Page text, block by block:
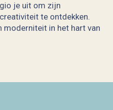
je uit om zijn
te ontdekken.
moderniteit in het hart van